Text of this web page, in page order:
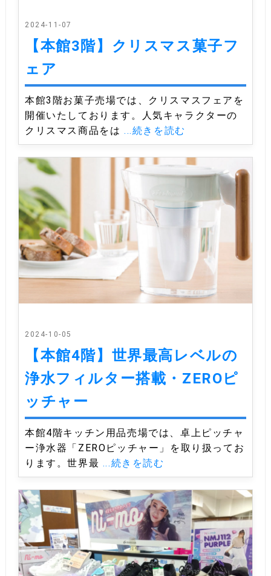
2024-11-07
【本館3階】クリスマス菓子フ
ェア
本館3階お菓子売場では、クリスマスフェアを
開催いたしております。人気キャラクターの
クリスマス商品をは ...続きを読む
2024-10-05
【本館4階】世界最高レベルの
浄水フィルター搭載・ZEROピ
ッチャー
本館4階キッチン用品売場では、卓上ピッチャ
ー浄水器「ZEROピッチャー」を取り扱ってお
ります。世界最 ...続きを読む